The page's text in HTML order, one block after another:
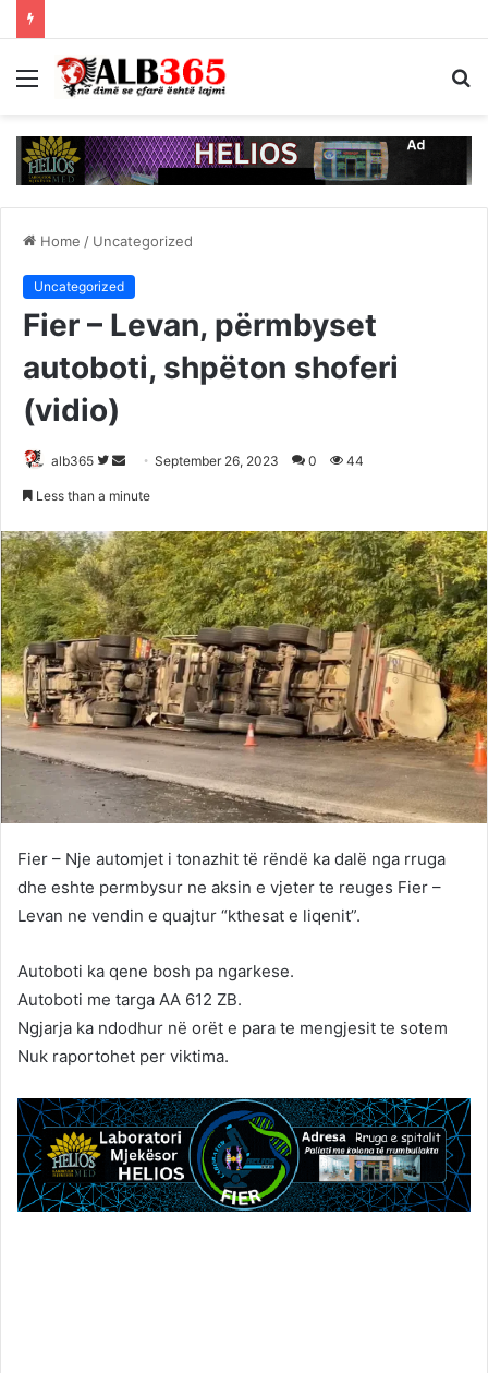
Menu
Home / Uncategorized
Uncategorized
Fier – Levan, përmbyset
autoboti, shpëton shoferi
(vidio)
alb365
Follow
Send September 26, 2023 0 44
Less than a minute
Fier – Nje automjet i tonazhit të rëndë ka dalë nga rruga
dhe eshte permbysur ne aksin e vjeter te reuges Fier –
Levan ne vendin e quajtur “kthesat e liqenit”.
Autoboti ka qene bosh pa ngarkese.
Autoboti me targa AA 612 ZB.
Ngjarja ka ndodhur në orët e para te mengjesit te sotem
Nuk raportohet per viktima.